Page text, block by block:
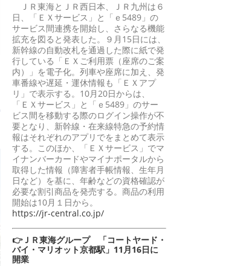
ＪＲ東海とＪＲ西日本、ＪＲ九州は６
日、「ＥＸサービス」と「ｅ5489」の
サービス間連携を開始し、さらなる機能
拡充を図ると発表した。９月15日には、
新幹線の自動改札を通過した際に紙で発
行している「ＥＸご利用票（座席のご案
内）」を電子化。列車や座席に加え、発
車番線や遅延・運休情報も「ＥＸアプ
リ」で表示する。10月20日からは、
「ＥＸサービス」と「ｅ5489」のサー
ビス間を移動する際のログイン操作が不
要となり、新幹線・在来線特急の予約情
報はそれぞれのアプリでをまとめて表示
する。このほか、「ＥＸサービス」でマ
イナンバーカードやマイナポータルから
取得した情報（障害者手帳情報、生年月
日など）を基に、年齢などの資格確認が
必要な割引商品を発売する。商品の利用
開始は10月１日から。
https://jr-central.co.jp/
👉ＪＲ東海グループ 「コートヤード・
バイ・マリオット京都駅」11月16日に
開業